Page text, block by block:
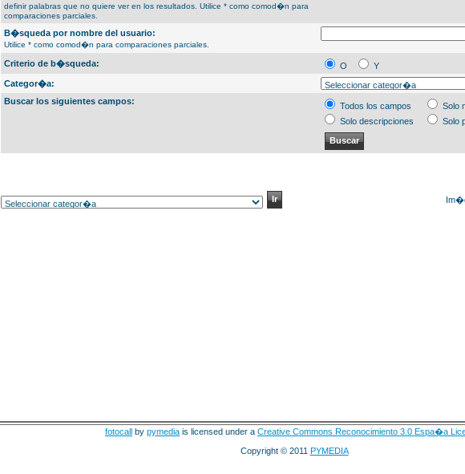
definir palabras que no quiere ver en los resultados. Utilice * como comod�n para
comparaciones parciales.
B�squeda por nombre del usuario:
Utilice * como comod�n para comparaciones parciales.
Criterio de b�squeda: O
Y
Categor�a:
Buscar los siguientes campos:
Todos los campos
Solo
Solo descripciones
Solo
fotocall by pymedia is licensed under a Creative Commons Reconocimiento 3.0 Espa�a
Copyright © 2011 PYMEDIA